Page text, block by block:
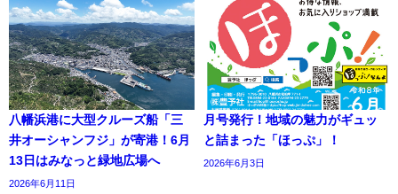
八幡浜港に大型クルーズ船「三
井オーシャンフジ」が寄港！6月
13日はみなっと緑地広場へ
2026年6月11日
月号発行！地域の魅力がギュッ
と詰まった「ほっぷ」！
2026年6月3日